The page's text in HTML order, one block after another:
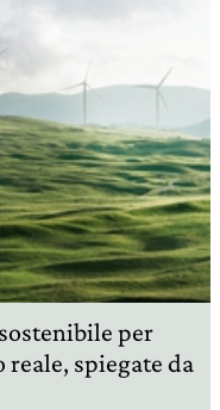
per
spiegate da